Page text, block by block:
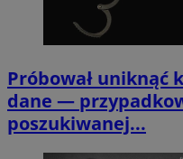
Próbował uniknąć
dane —
poszukiwanej...